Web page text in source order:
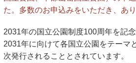
キッズページ
公式SNS
た。多数のお申込みをいただき、あ
2031年の国立公園制度100周年を記念
2031年に向けて各国立公園をテーマ
次発行されることとされています。